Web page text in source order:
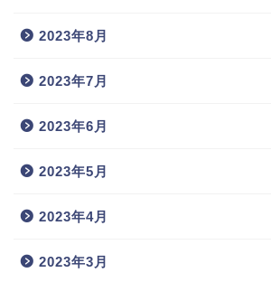
2023年8月
2023年7月
2023年6月
2023年5月
2023年4月
2023年3月